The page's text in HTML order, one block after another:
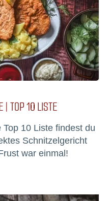
| TOP 10 LISTE
10 Liste findest du
Schnitzelgericht
war einmal!